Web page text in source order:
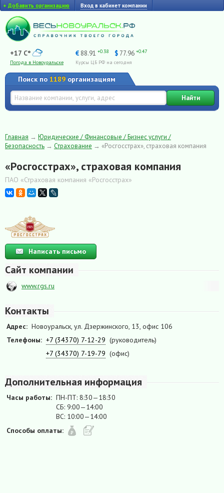
+ Добавить организацию Вход в кабинет компании
+17 C°
Погода в Новоуральске
€ 88.91 +0.38 $ 77.96 +0.47
Курсы ЦБ РФ на сегодня
Поиск по 1189 организациям
Найти
Главная → Юридические / Финансовые / Бизнес услуги /
Безопасность → Страхование → «Росгосстрах», страховая компания
«Росгосстрах», страховая компания
ПАО «Страховая компания «Росгосстрах»
Написать письмо
Сайт компании
www.rgs.ru
Контакты
Адрес: Новоуральск, ул. Дзержинского, 13, офис 106
Телефоны: +7 (34370) 7-12-29 (руководитель)
+7 (34370) 7-19-79 (офис)
Дополнительная информация
Часы работы: ПН-ПТ: 8:30—18:30
СБ: 9:00—14:00
ВС: 10:00—14:00
Способы оплаты: